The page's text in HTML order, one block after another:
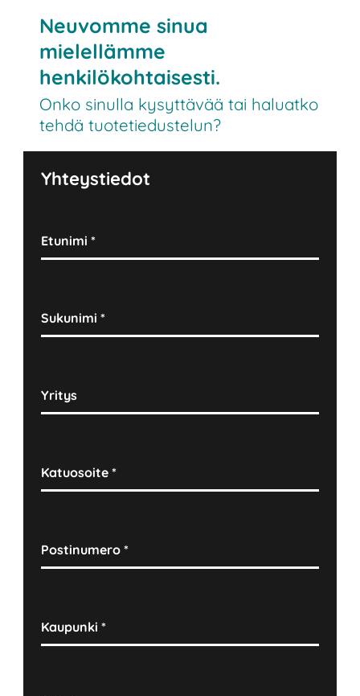
Neuvomme sinua
mielellämme
henkilökohtaisesti.
Onko sinulla kysyttävää tai haluatko
tehdä tuotetiedustelun?
Yhteystiedot
Etunimi*
Sukunimi*
Yritys
Katuosoite*
Postinumero*
Kaupunki*